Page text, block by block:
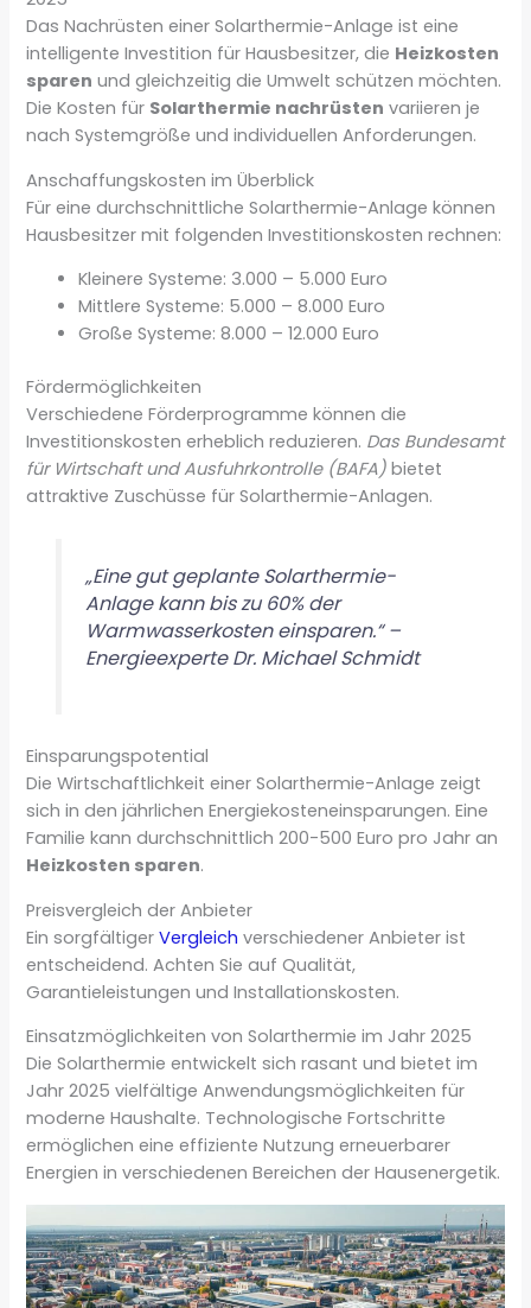
Das Nachrüsten einer Solarthermie-Anlage ist eine
intelligente Investition für Hausbesitzer, die Heizkosten
sparen und gleichzeitig die Umwelt schützen möchten.
Die Kosten für Solarthermie nachrüsten variieren je
nach Systemgröße und individuellen Anforderungen.
Anschaffungskosten im Überblick
Für eine durchschnittliche Solarthermie-Anlage können
Hausbesitzer mit folgenden Investitionskosten rechnen:
Kleinere Systeme: 3.000 – 5.000 Euro
Mittlere Systeme: 5.000 – 8.000 Euro
Große Systeme: 8.000 – 12.000 Euro
Fördermöglichkeiten
Verschiedene Förderprogramme können die
Investitionskosten erheblich reduzieren. Das Bundesamt
für Wirtschaft und Ausfuhrkontrolle (BAFA) bietet
attraktive Zuschüsse für Solarthermie-Anlagen.
„Eine gut geplante Solarthermie-
Anlage kann bis zu 60% der
Warmwasserkosten einsparen.“ –
Energieexperte Dr. Michael Schmidt
Einsparungspotential
Die Wirtschaftlichkeit einer Solarthermie-Anlage zeigt
sich in den jährlichen Energiekosteneinsparungen. Eine
Familie kann durchschnittlich 200-500 Euro pro Jahr an
Heizkosten sparen.
Preisvergleich der Anbieter
Ein sorgfältigerVergleich verschiedener Anbieter ist
entscheidend. Achten Sie auf Qualität,
Garantieleistungen und Installationskosten.
Einsatzmöglichkeiten von Solarthermie im Jahr 2025
Die Solarthermie entwickelt sich rasant und bietet im
Jahr 2025 vielfältige Anwendungsmöglichkeiten für
moderne Haushalte. Technologische Fortschritte
ermöglichen eine effiziente Nutzung erneuerbarer
Energien in verschiedenen Bereichen der Hausenergetik.